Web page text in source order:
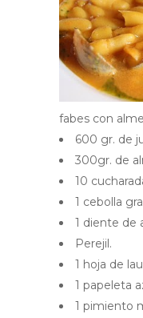
fabes con
600 gr. de
300gr. de
10
1 cebolla
1 diente de
Perejil.
1 hoja de
1 papeleta
1 pimiento